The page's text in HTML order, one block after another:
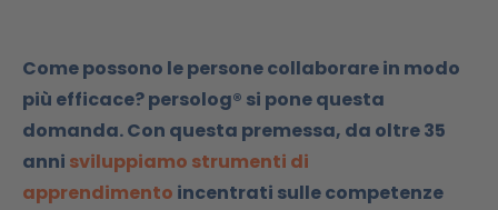
Come possono le persone collaborare in modo
più efficace? persolog® si pone questa
domanda. Con questa premessa, da oltre 35
anni sviluppiamo strumenti di
apprendimento incentrati sulle competenze